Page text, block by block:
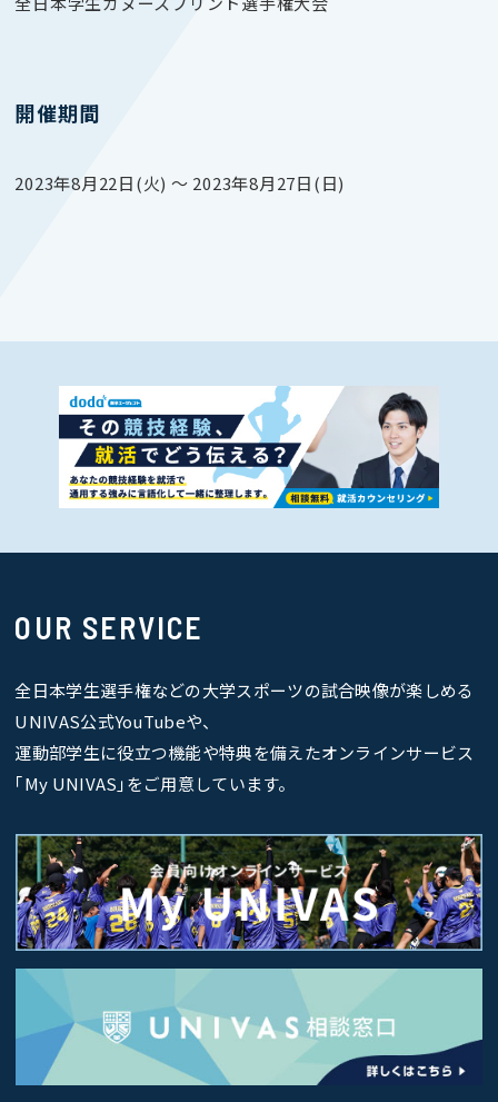
開催期間
2023年8月22日(火) 〜 2023年8月27日(日)
OUR SERVICE
全日本学生選手権などの大学スポーツの試合映像が楽しめる
UNIVAS公式YouTubeや、
運動部学生に役立つ機能や特典を備えたオンラインサービス
｢My UNIVAS｣をご用意しています。